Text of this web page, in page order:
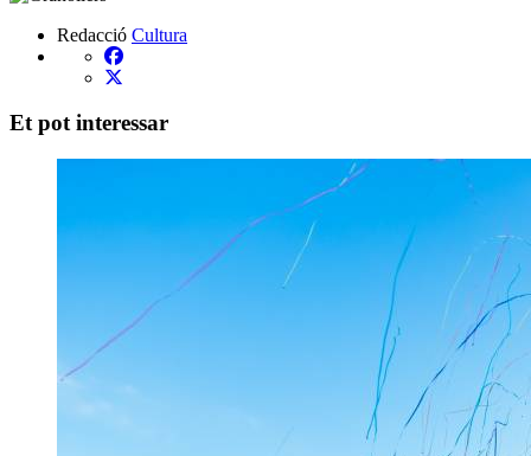
Redacció Cultura
Et pot interessar